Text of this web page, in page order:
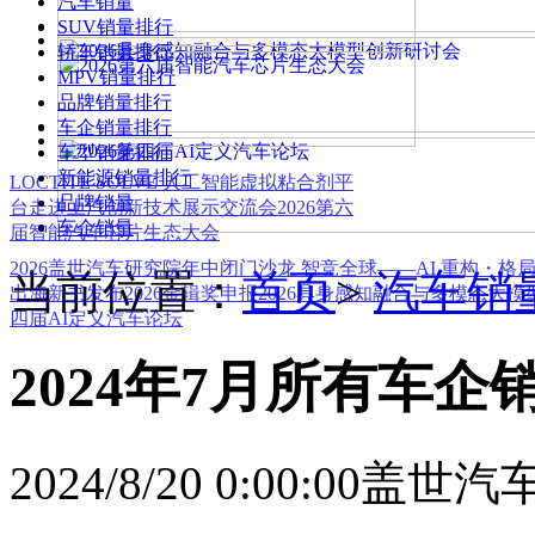
2026盖世汽车研究院年中闭门沙龙 智竞全球——AI 重构・格
出海新书发布2026金辑奖申报2026具身感知融合与多模态大模
四届AI定义汽车论坛
LOCTITE SOLVE 人工智能虚拟粘合剂平
台走进上汽创新技术展示交流会2026第六
届智能汽车芯片生态大会
SUV销量排行
轿车销量排行
MPV销量排行
品牌销量排行
车企销量排行
车型销量排行
新能源销量排行
品牌销量
车企销量
当前位置：首页>汽车销
2024年7月所有车企
2024/8/20 0:00:00盖世汽